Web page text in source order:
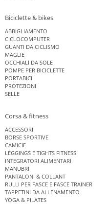
Biciclette & bikes
ABBIGLIAMENTO
CICLOCOMPUTER
GUANTI DA CICLISMO
MAGLIE
OCCHIALI DA SOLE
POMPE PER BICICLETTE
PORTABICI
PROTEZIONI
SELLE
Corsa & fitness
ACCESSORI
BORSE SPORTIVE
CAMICIE
LEGGINGS E TIGHTS FITNESS
INTEGRATORI ALIMENTARI
MANUBRI
PANTALONI & COLLANT
RULLI PER FASCE E FASCE TRAINER
TAPPETINI DA ALLENAMENTO
YOGA & PILATES